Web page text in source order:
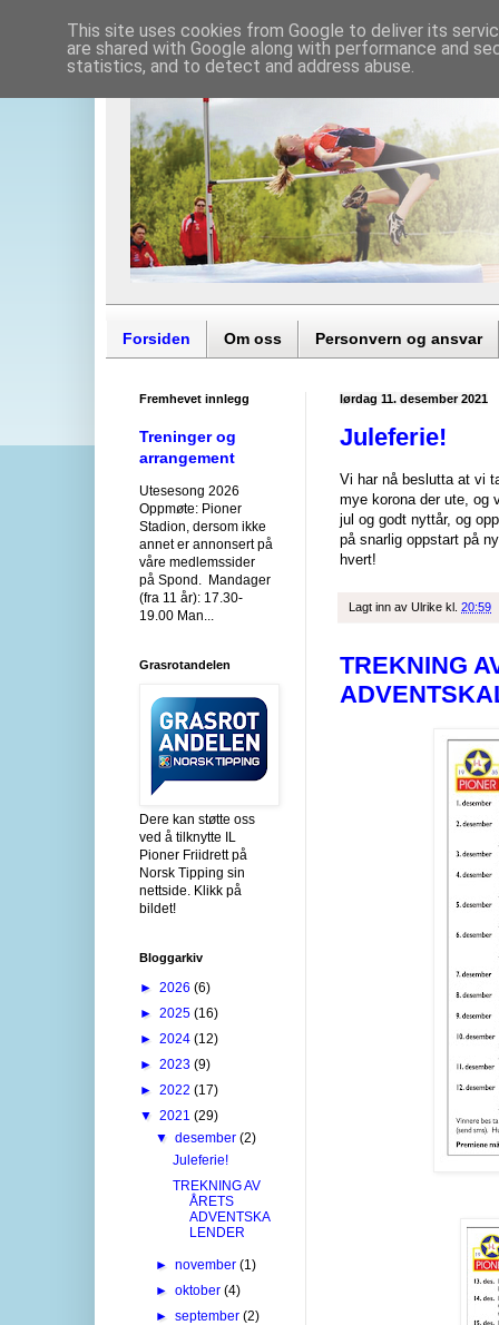
Forsiden Om oss Personvern og ansvar
lørdag 11. desember 2021
Juleferie!
Vi har nå beslutta at vi
mye korona der ute, og
jul og godt nyttår, og
på snarlig oppstart på
hvert!
Lagt inn av Ulrike kl. 20:59
TREKNING
Fremhevet innlegg
Treninger og
arrangement
Utesesong 2026
Oppmøte: Pioner
Stadion, dersom ikke
annet er annonsert på
våre medlemssider
på Spond. Mandager
(fra 11 år): 17.30-
19.00 Man...
Grasrotandelen
Dere kan støtte oss
ved å tilknytte IL
Pioner Friidrett på
Norsk Tipping sin
nettside. Klikk på
bildet!
Bloggarkiv
► 2026 (6)
► 2025 (16)
► 2024 (12)
► 2023 (9)
► 2022 (17)
▼ 2021 (29)
▼desember(2)
Juleferie!
TREKNING AV
ÅRETS
ADVENTSKA
LENDER
►november(1)
►oktober(4)
►september(2)
This site uses cookies from Google to deliver its
are shared with Google along with performance and
statistics, and to detect and address abuse.